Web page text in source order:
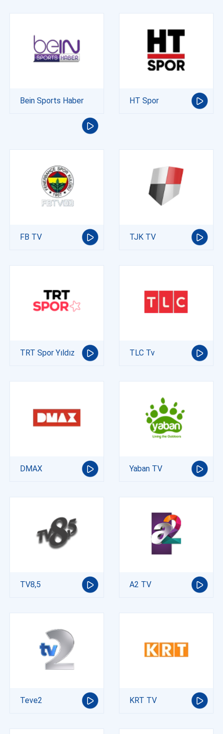
Bein Sports Haber HT Spor
FB TV TJK TV
TRT Spor Yıldız TLC Tv
DMAX Yaban TV
TV8,5 A2 TV
Teve2 KRT TV